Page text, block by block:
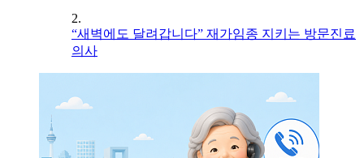
2.
“새벽에도 달려갑니다” 재가임종 지키는 방문진료
의사